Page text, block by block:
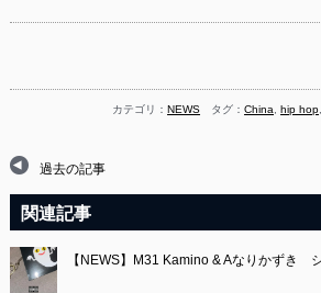
カテゴリ： NEWS タグ：China, hip hop
過去の記事
関連記事
【NEWS】M31 Kamino & Aなりかずき